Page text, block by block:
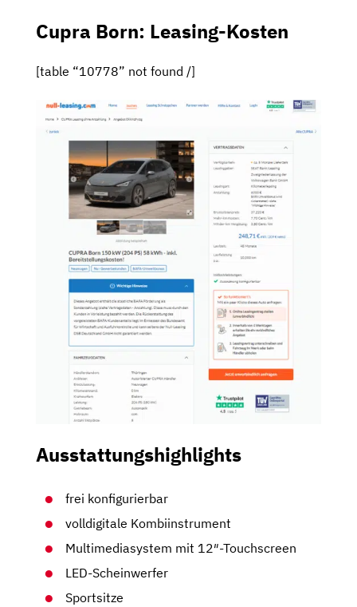
Cupra Born: Leasing-Kosten
[table “10778” not found /]
Ausstattungshighlights
frei konfigurierbar
volldigitale Kombiinstrument
Multimediasystem mit 12″-Touchscreen
LED-Scheinwerfer
Sportsitze